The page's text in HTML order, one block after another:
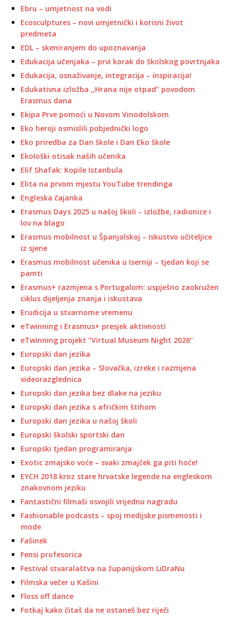
Ebru – umjetnost na vodi
Ecosculptures – novi umjetnički i korisni život
predmeta
EDL – skeniranjem do upoznavanja
Edukacija učenjaka – prvi korak do školskog povrtnjaka
Edukacija, osnaživanje, integracija – inspiracija!
Edukativna izložba ,,Hrana nije otpad” povodom
Erasmus dana
Ekipa Prve pomoći u Novom Vinodolskom
Eko heroji osmislili pobjednički logo
Eko priredba za Dan škole i Dan Eko škole
Ekološki otisak naših učenika
Elif Shafak: Kopile Istanbula
Elita na prvom mjestu YouTube trendinga
Engleska čajanka
Erasmus Days 2025 u našoj školi – izložbe, radionice i
lov na blago
Erasmus mobilnost u Španjolskoj – iskustvo učiteljice
iz sjene
Erasmus mobilnost učenika u Iserniji – tjedan koji se
pamti
Erasmus+ razmjena s Portugalom: uspješno zaokružen
ciklus dijeljenja znanja i iskustava
Erudicija u stvarnome vremenu
eTwinning i Erasmus+ presjek aktivnosti
eTwinning projekt “Virtual Museum Night 2026”
Europski dan jezika
Europski dan jezika – Slovačka, izreke i razmjena
videorazglednica
Europski dan jezika bez dlake na jeziku
Europski dan jezika s afričkim štihom
Europski dan jezika u našoj školi
Europski školski sportski dan
Europski tjedan programiranja
Exotic zmajsko voće – svaki zmajček ga piti hoće!
EYCH 2018 kroz stare hrvatske legende na engleskom
znakovnom jeziku
Fantastični filmaši osvojili vrijednu nagradu
Fashionable podcasts – spoj medijske pismenosti i
mode
Fašinek
Fensi profesorica
Festival stvaralaštva na županijskom LiDraNu
Filmska večer u Kašini
Floss off dance
Fotkaj kako čitaš da ne ostaneš bez riječi